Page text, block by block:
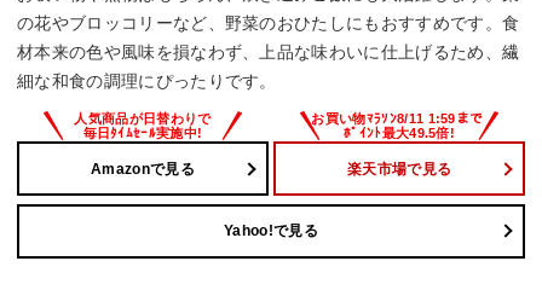
の花やブロッコリーなど、野菜のおひたしにもおすすめです。食
材本来の色や風味を損なわず、上品な味わいに仕上げるため、繊
細な和食の調理にぴったりです。
Amazonで見る 楽天市場で見る
Yahoo!で見る